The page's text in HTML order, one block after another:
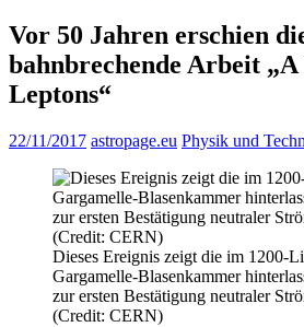
Vor 50 Jahren erschien
bahnbrechende Arbeit
Leptons“
22/11/2017 astropage.eu Physik und
Dieses Ereignis zeigt die im 1200-
Gargamelle-Blasenkammer
zur ersten Bestätigung neutraler
(Credit: CERN)